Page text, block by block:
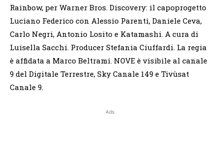
Rainbow, per Warner Bros. Discovery: il capoprogetto
Luciano Federico con Alessio Parenti, Daniele Ceva,
Carlo Negri, Antonio Losito e Katamashi. A cura di
Luisella Sacchi. Producer Stefania Ciuffardi. La regia
è affidata a Marco Beltrami. NOVE è visibile al canale
9 del Digitale Terrestre, Sky Canale 149 e Tivùsat
Canale 9.
Ads